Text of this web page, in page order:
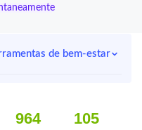
de bem-estar
964 105